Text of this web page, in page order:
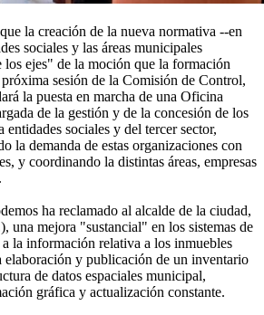
la creación de la nueva normativa --en
sociales y las áreas municipales
los ejes" de la moción que la formación
sesión de la Comisión de Control,
la puesta en marcha de una Oficina
de la gestión y de la concesión de los
entidades sociales y del tercer sector,
la demanda de estas organizaciones con
y coordinando la distintas áreas, empresas
ha reclamado al alcalde de la ciudad,
una mejora "sustancial" en los sistemas de
la información relativa a los inmuebles
elaboración y publicación de un inventario
de datos espaciales municipal,
gráfica y actualización constante.